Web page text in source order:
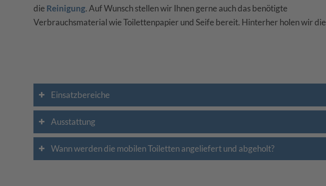
die Reinigung. Auf Wunsch stellen wir Ihnen gerne auch das benötigte
Verbrauchsmaterial wie Toilettenpapier und Seife bereit. Hinterher holen wir die
Einsatzbereiche
Ausstattung
Wann werden die mobilen Toiletten angeliefert und abgeholt?